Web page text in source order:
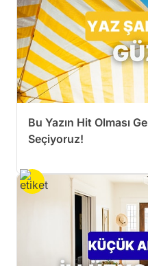
Bu Yazın Hit Olması
Seçiyoruz!